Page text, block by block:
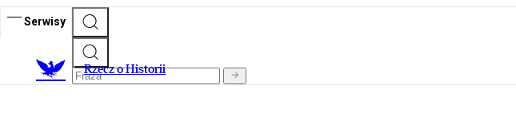
Serwisy
Rzecz o Historii